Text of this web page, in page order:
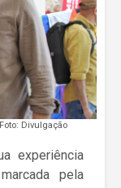
Foto: Divulgação
experiência
pela